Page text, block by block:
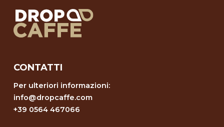
CONTATTI
Per ulteriori informazioni:
info@dropcaffe.com
+39 0564 467066